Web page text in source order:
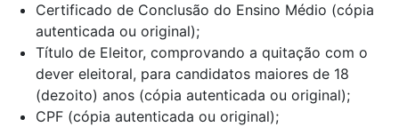
Certificado de Conclusão do Ensino Médio (cópia
autenticada ou original);
Título de Eleitor, comprovando a quitação com o
dever eleitoral, para candidatos maiores de 18
(dezoito) anos (cópia autenticada ou original);
CPF (cópia autenticada ou original);